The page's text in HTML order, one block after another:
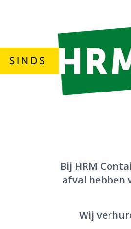
Bij HRM
afval hebben
Wij